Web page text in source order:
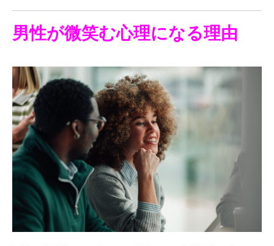
男性が微笑む心理になる理由